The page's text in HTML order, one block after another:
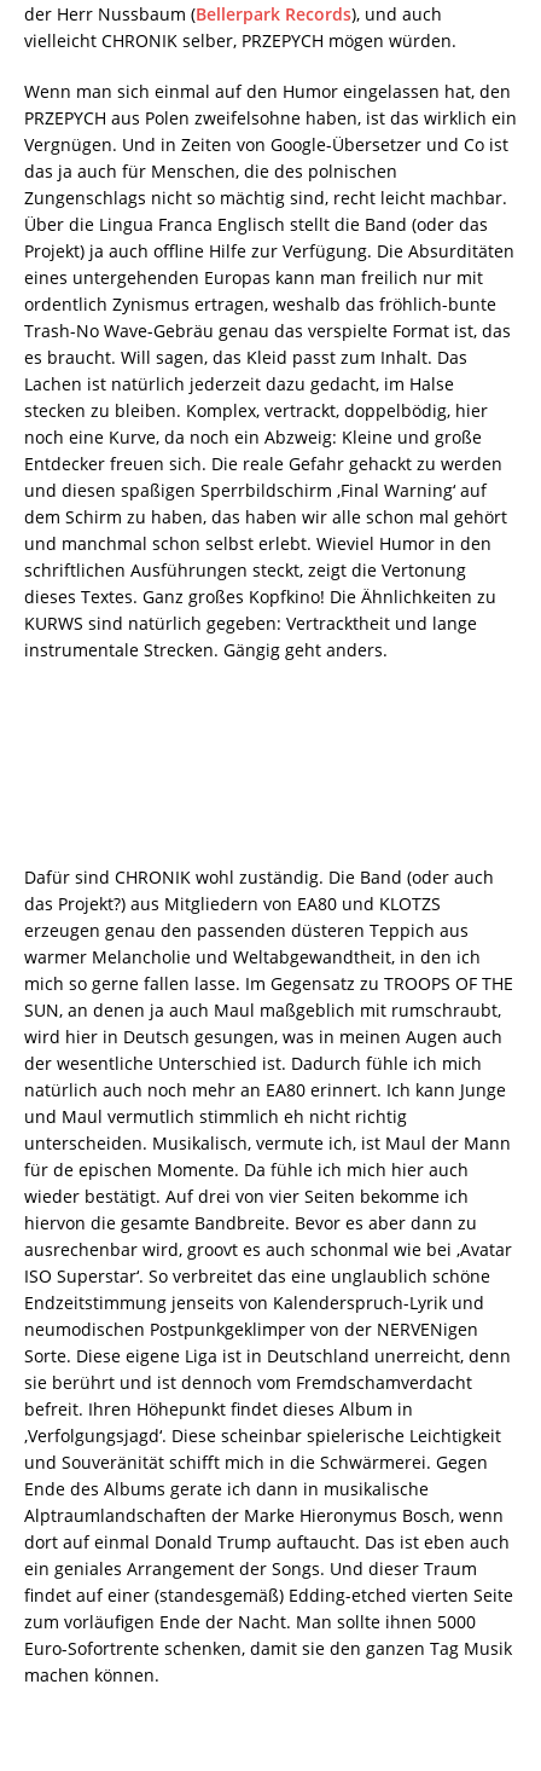
der Herr Nussbaum (Bellerpark Records), und auch
vielleicht CHRONIK selber, PRZEPYCH mögen würden.
Wenn man sich einmal auf den Humor eingelassen hat, den
PRZEPYCH aus Polen zweifelsohne haben, ist das wirklich ein
Vergnügen. Und in Zeiten von Google-Übersetzer und Co ist
das ja auch für Menschen, die des polnischen
Zungenschlags nicht so mächtig sind, recht leicht machbar.
Über die Lingua Franca Englisch stellt die Band (oder das
Projekt) ja auch offline Hilfe zur Verfügung. Die Absurditäten
eines untergehenden Europas kann man freilich nur mit
ordentlich Zynismus ertragen, weshalb das fröhlich-bunte
Trash-No Wave-Gebräu genau das verspielte Format ist, das
es braucht. Will sagen, das Kleid passt zum Inhalt. Das
Lachen ist natürlich jederzeit dazu gedacht, im Halse
stecken zu bleiben. Komplex, vertrackt, doppelbödig, hier
noch eine Kurve, da noch ein Abzweig: Kleine und große
Entdecker freuen sich. Die reale Gefahr gehackt zu werden
und diesen spaßigen Sperrbildschirm ‚Final Warning‘ auf
dem Schirm zu haben, das haben wir alle schon mal gehört
und manchmal schon selbst erlebt. Wieviel Humor in den
schriftlichen Ausführungen steckt, zeigt die Vertonung
dieses Textes. Ganz großes Kopfkino! Die Ähnlichkeiten zu
KURWS sind natürlich gegeben: Vertracktheit und lange
instrumentale Strecken. Gängig geht anders.
Dafür sind CHRONIK wohl zuständig. Die Band (oder auch
das Projekt?) aus Mitgliedern von EA80 und KLOTZS
erzeugen genau den passenden düsteren Teppich aus
warmer Melancholie und Weltabgewandtheit, in den ich
mich so gerne fallen lasse. Im Gegensatz zu TROOPS OF THE
SUN, an denen ja auch Maul maßgeblich mit rumschraubt,
wird hier in Deutsch gesungen, was in meinen Augen auch
der wesentliche Unterschied ist. Dadurch fühle ich mich
natürlich auch noch mehr an EA80 erinnert. Ich kann Junge
und Maul vermutlich stimmlich eh nicht richtig
unterscheiden. Musikalisch, vermute ich, ist Maul der Mann
für de epischen Momente. Da fühle ich mich hier auch
wieder bestätigt. Auf drei von vier Seiten bekomme ich
hiervon die gesamte Bandbreite. Bevor es aber dann zu
ausrechenbar wird, groovt es auch schonmal wie bei ‚Avatar
ISO Superstar‘. So verbreitet das eine unglaublich schöne
Endzeitstimmung jenseits von Kalenderspruch-Lyrik und
neumodischen Postpunkgeklimper von der NERVENigen
Sorte. Diese eigene Liga ist in Deutschland unerreicht, denn
sie berührt und ist dennoch vom Fremdschamverdacht
befreit. Ihren Höhepunkt findet dieses Album in
‚Verfolgungsjagd‘. Diese scheinbar spielerische Leichtigkeit
und Souveränität schifft mich in die Schwärmerei. Gegen
Ende des Albums gerate ich dann in musikalische
Alptraumlandschaften der Marke Hieronymus Bosch, wenn
dort auf einmal Donald Trump auftaucht. Das ist eben auch
ein geniales Arrangement der Songs. Und dieser Traum
findet auf einer (standesgemäß) Edding-etched vierten Seite
zum vorläufigen Ende der Nacht. Man sollte ihnen 5000
Euro-Sofortrente schenken, damit sie den ganzen Tag Musik
machen können.